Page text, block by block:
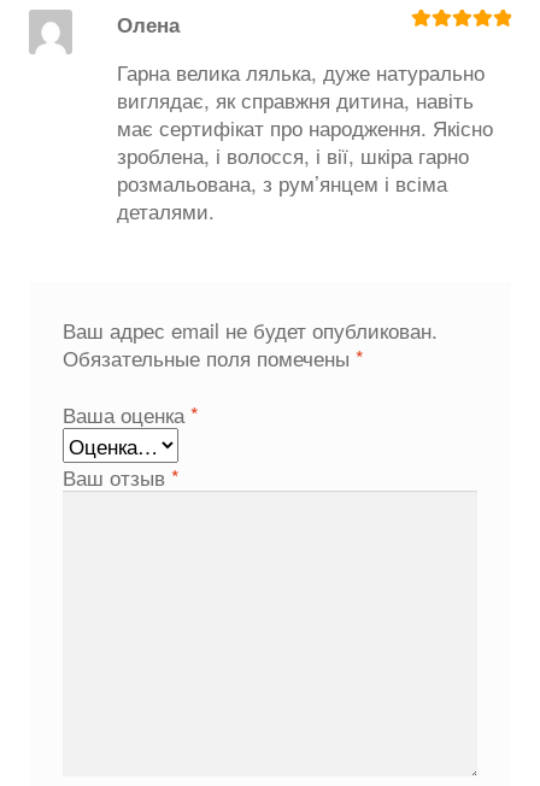
Олена
Гарна велика лялька, дуже натурально
виглядає, як справжня дитина, навіть
має сертифікат про народження. Якісно
зроблена, і волосся, і вії, шкіра гарно
розмальована, з рум’янцем і всіма
деталями.
Ваш адрес email не будет опубликован.
Обязательные поля помечены *
Ваша оценка *
Ваш отзыв *